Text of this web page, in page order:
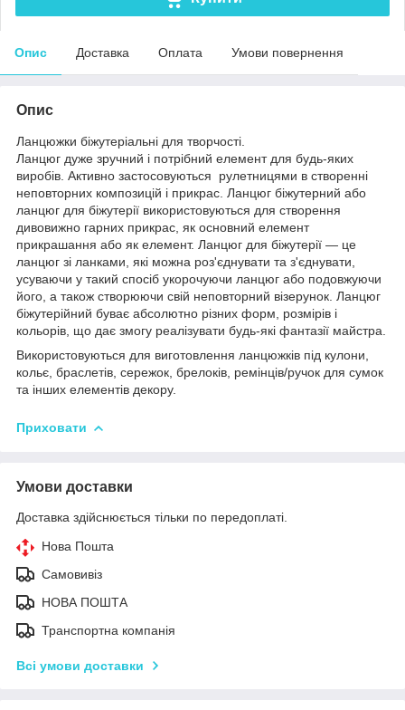
Опис Доставка Оплата Умови повернення
Опис
Ланцюжки біжутеріальні для творчості.
Ланцюг дуже зручний і потрібний елемент для будь-яких
виробів. Активно застосовуються рулетницями в створенні
неповторних композицій і прикрас. Ланцюг біжутерний або
ланцюг для біжутерії використовуються для створення
дивовижно гарних прикрас, як основний елемент
прикрашання або як елемент. Ланцюг для біжутерії — це
ланцюг зі ланками, які можна роз'єднувати та з'єднувати,
усуваючи у такий спосіб укорочуючи ланцюг або подовжуючи
його, а також створюючи свій неповторний візерунок. Ланцюг
біжутерійний буває абсолютно різних форм, розмірів і
кольорів, що дає змогу реалізувати будь-які фантазії майстра.
Використовуються для виготовлення ланцюжків під кулони,
кольє, браслетів, сережок, брелоків, ремінців/ручок для сумок
та інших елементів декору.
Приховати
Умови доставки
Доставка здійснюється тільки по передоплаті.
Нова Пошта
Самовивіз
НОВА ПОШТА
Транспортна компанія
Всі умови доставки